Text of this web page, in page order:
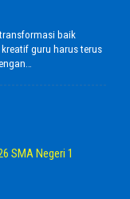
baik
guru harus terus
SMA Negeri 1